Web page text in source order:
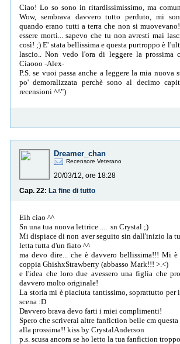
Ciao! Lo so sono in ritardissimissimo, ma
Wow, sembrava davvero tutto perduto, mi
quando erano tutti a terra che non si
essere morti... sapevo che tu non avresti mai
così! ;) E' stata bellissima e questa purtroppo è
lascio.. Non vedo l'ora di leggere la prossima
Ciaooo -Alex-
P.S. se vuoi passa anche a leggere la mia nuova
po' demoralizzata perchè sono al decimo
recensioni ^^")
Dreamer_chan
Recensore Veterano
20/03/12, ore 18:28
Cap. 22: La fine di tutto
Eih ciao ^^
Sn una tua nuova lettrice .... sn Crystal ;)
Mi dispiace di non aver seguito sin dall'inizio la
letta tutta d'un fiato ^^
ma devo dire... che è davvero bellissima!!! Mi è
coppia GhishxStrawberry (abbasso Mark!!! >.<)
e l'idea che loro due avessero una figlia che
davvero molto originale!
La storia mi è piaciuta tantissimo, soprattutto
scena :D
Davvero brava devo farti i miei complimenti!
Spero che scriverai altre fanfiction belle cm questa
alla prossima!! kiss by CrystalAnderson
p.s. scusa ancora se ho letto la tua fanfiction